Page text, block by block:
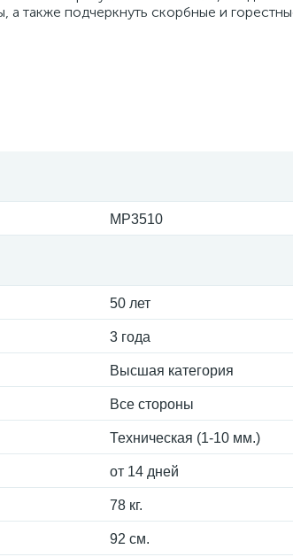
а также подчеркнуть скорбные и
MP3510
50 лет
3 года
Высшая категория
Все стороны
Техническая (1-10 мм.)
от 14 дней
78 кг.
92 см.